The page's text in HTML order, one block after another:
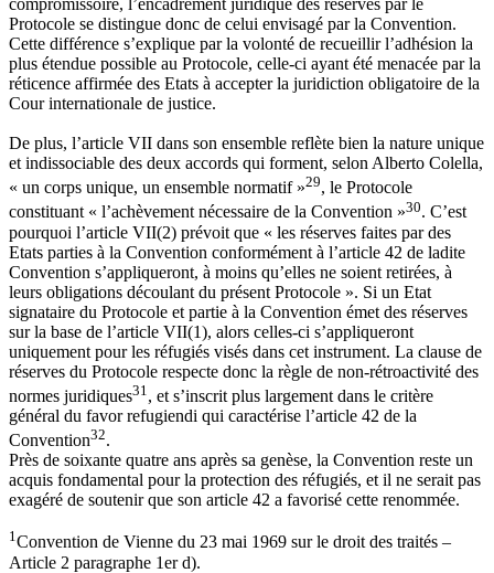
compromissoire, l’encadrement juridique des réserves par le
Protocole se distingue donc de celui envisagé par la Convention.
Cette différence s’explique par la volonté de recueillir l’adhésion la
plus étendue possible au Protocole, celle-ci ayant été menacée par la
réticence affirmée des Etats à accepter la juridiction obligatoire de la
Cour internationale de justice.
De plus, l’article VII dans son ensemble reflète bien la nature unique
et indissociable des deux accords qui forment, selon Alberto Colella,
« un corps unique, un ensemble normatif »29, le Protocole
constituant « l’achèvement nécessaire de la Convention »30. C’est
pourquoi l’article VII(2) prévoit que « les réserves faites par des
Etats parties à la Convention conformément à l’article 42 de ladite
Convention s’appliqueront, à moins qu’elles ne soient retirées, à
leurs obligations découlant du présent Protocole ». Si un Etat
signataire du Protocole et partie à la Convention émet des réserves
sur la base de l’article VII(1), alors celles-ci s’appliqueront
uniquement pour les réfugiés visés dans cet instrument. La clause de
réserves du Protocole respecte donc la règle de non-rétroactivité des
normes juridiques31 , et s’inscrit plus largement dans le critère
général du favor refugiendi qui caractérise l’article 42 de la
Convention32.
Près de soixante quatre ans après sa genèse, la Convention reste un
acquis fondamental pour la protection des réfugiés, et il ne serait pas
exagéré de soutenir que son article 42 a favorisé cette renommée.
1Convention de Vienne du 23 mai 1969 sur le droit des traités –
Article 2 paragraphe 1er d).